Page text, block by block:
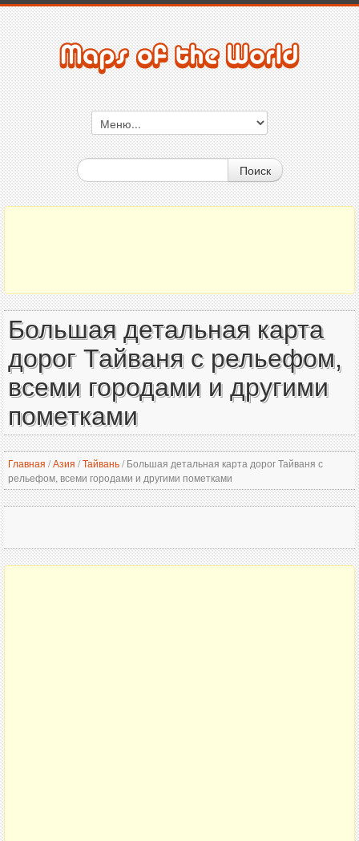
Поиск
Большая детальная карта
дорог Тайваня с рельефом,
всеми городами и другими
пометками
Главная /Азия /Тайвань/Большая детальная карта дорог Тайваня с
рельефом, всеми городами и другими пометками